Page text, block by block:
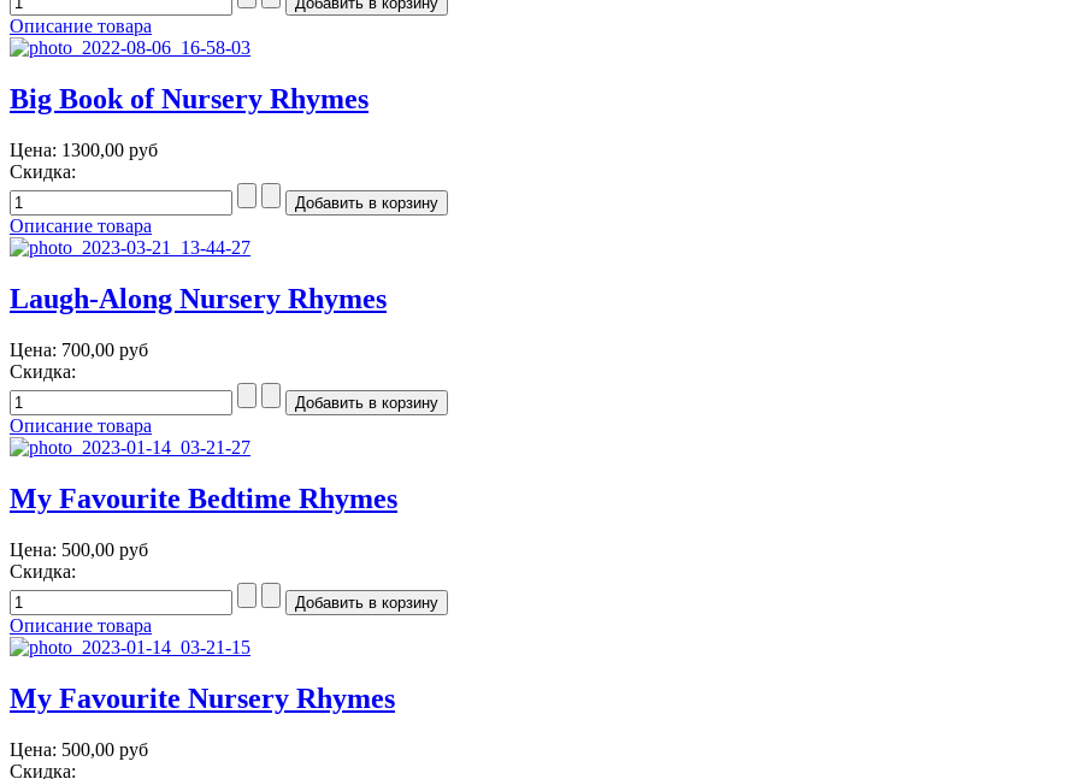
Описание товара
Big Book of Nursery Rhymes
Цена: 1300,00 руб
Скидка:
Описание товара
Laugh-Along Nursery Rhymes
Цена: 700,00 руб
Скидка:
Описание товара
My Favourite Bedtime Rhymes
Цена: 500,00 руб
Скидка:
Описание товара
My Favourite Nursery Rhymes
Цена: 500,00 руб
Скидка: